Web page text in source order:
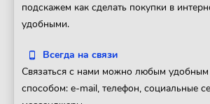
подскажем как сделать покупки в
удобными.
Всегда на связи
Связаться с нами можно любым
способом: e-mail, телефон, социальные